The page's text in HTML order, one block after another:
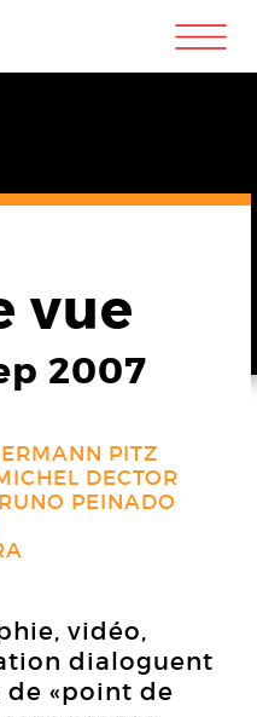
m
vue
2007
PITZ
DECTOR
PEINADO
vidéo,
dialoguent
«point de